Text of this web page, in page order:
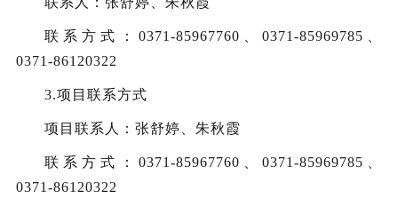
联系方式： 0371-85967760
0371-85969785、
0371-86120322
3.项目联系方式
项目联系人： 张舒婷、朱秋霞
联系方式： 0371-85967760
0371-85969785、
0371-86120322